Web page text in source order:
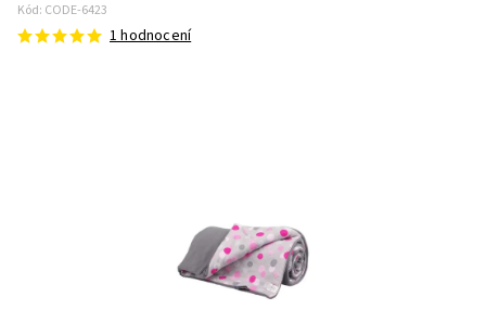
Kód: CODE-6423
1 hodnocení